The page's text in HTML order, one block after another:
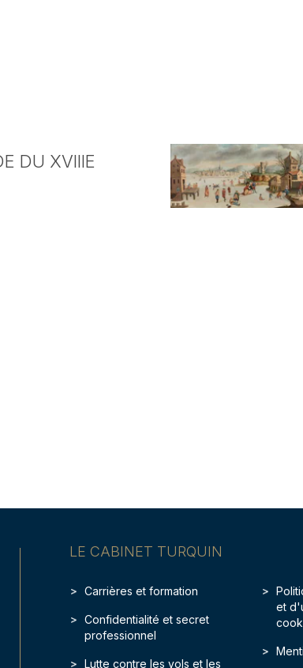
DU XVIIIE
LE CABINET TURQUIN
Carrières et formation
Confidentialité et secret
professionnel
Lutte contre les vols et les
et